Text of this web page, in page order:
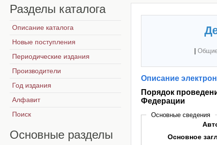
Описание
Порядок
Федерации
Основные сведения
Основное
Разделы каталога
Описание каталога
Новые поступления
Периодические издания
Производители
Год издания
Алфавит
Поиск
Основные разделы